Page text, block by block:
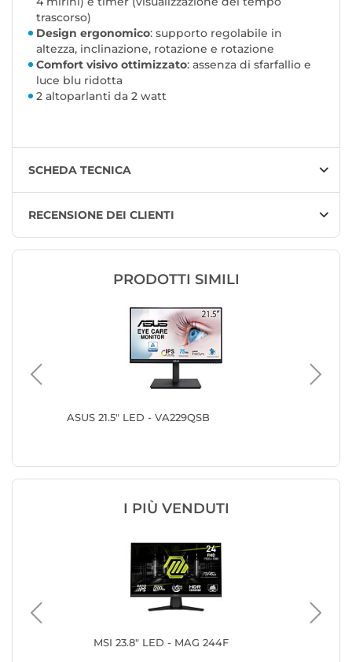
trascorso)
Design ergonomico: supporto regolabile in
altezza, inclinazione, rotazione e rotazione
Comfort visivo ottimizzato: assenza di sfarfallio e
luce blu ridotta
2 altoparlanti da 2 watt
SCHEDA TECNICA
RECENSIONE DEI CLIENTI
PRODOTTI SIMILI
ASUS 21.5" LED - VA229QSB
I PIÙ VENDUTI
MSI 23.8" LED - MAG 244F